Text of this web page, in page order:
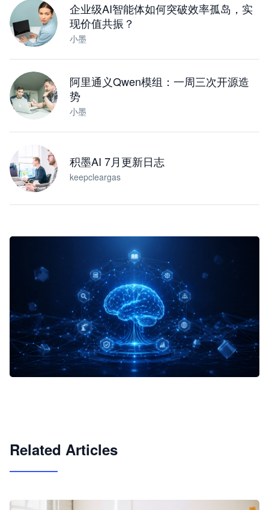
企业级AI智能体如何突破效率孤岛，实
现价值共振？
小墨
阿里通义Qwen模组：一周三次开源造
势
小墨
积墨AI 7月更新日志
keepcleargas
Related Articles